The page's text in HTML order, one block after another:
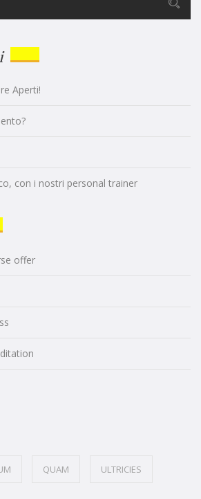
Aperti!
con i nostri personal trainer
offer
QUAM ULTRICIES